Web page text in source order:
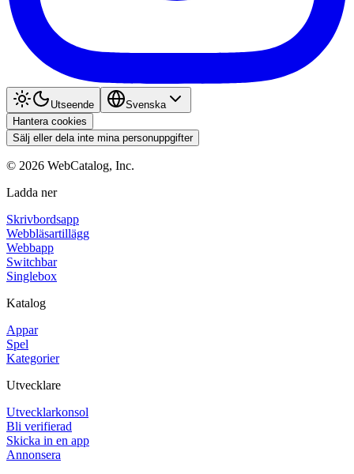
Utseende
Svenska
Hantera cookies
Sälj eller dela inte mina personuppgifter
© 2026 WebCatalog, Inc.
Ladda ner
Skrivbordsapp
Webbläsartillägg
Webbapp
Switchbar
Singlebox
Katalog
Appar
Spel
Kategorier
Utvecklare
Utvecklarkonsol
Bli verifierad
Skicka in en app
Annonsera